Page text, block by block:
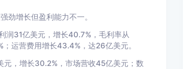
劲增长但盈利能力不一。
润31亿美元，增长40.7%，毛利率从
运营费用增长43.4%，达26亿美元。
，增长30.2%，市场营收45亿美元；数